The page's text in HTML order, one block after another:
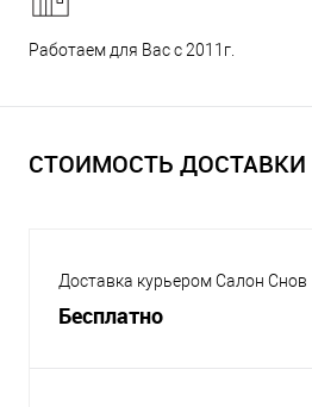
Работаем для Вас с 2011г.
СТОИМОСТЬ ДОСТАВКИ
Доставка курьером Салон Снов
Бесплатно